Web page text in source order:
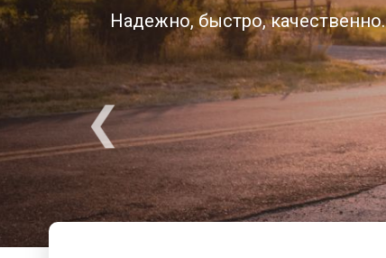
Надежно, быстро, качественно.